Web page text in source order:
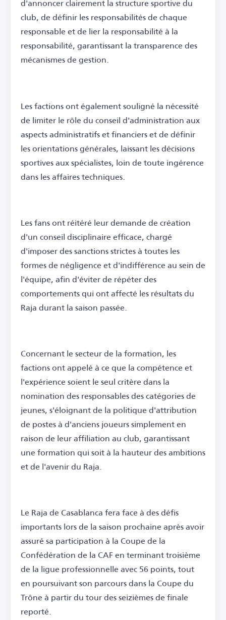
club, de définir les responsabilités de chaque
responsable et de lier la responsabilité à la
responsabilité, garantissant la transparence des
mécanismes de gestion.
Les factions ont également souligné la nécessité
de limiter le rôle du conseil d'administration aux
aspects administratifs et financiers et de définir
les orientations générales, laissant les décisions
sportives aux spécialistes, loin de toute ingérence
dans les affaires techniques.
Les fans ont réitéré leur demande de création
d'un conseil disciplinaire efficace, chargé
d'imposer des sanctions strictes à toutes les
formes de négligence et d'indifférence au sein de
l'équipe, afin d'éviter de répéter des
comportements qui ont affecté les résultats du
Raja durant la saison passée.
Concernant le secteur de la formation, les
factions ont appelé à ce que la compétence et
l'expérience soient le seul critère dans la
nomination des responsables des catégories de
jeunes, s'éloignant de la politique d'attribution
de postes à d'anciens joueurs simplement en
raison de leur affiliation au club, garantissant
une formation qui soit à la hauteur des ambitions
et de l'avenir du Raja.
Le Raja de Casablanca fera face à des défis
importants lors de la saison prochaine après avoir
assuré sa participation à la Coupe de la
Confédération de la CAF en terminant troisième
de la ligue professionnelle avec 56 points, tout
en poursuivant son parcours dans la Coupe du
Trône à partir du tour des seizièmes de finale
reporté.